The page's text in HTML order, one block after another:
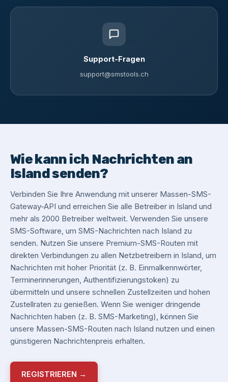
Support-Fragen
support@smstools.ch
Wie kann ich Nachrichten an
Island senden?
Verbinden Sie Ihre Anwendung mit unserer Massen-SMS-
Gateway-API und erreichen Sie alle Betreiber in Island und
mehr als 2000 Betreiber weltweit. Verwenden Sie unsere
SMS-Software, um SMS-Nachrichten nach Island zu
senden. Nutzen Sie unsere Premium-SMS-Routen mit
direkten Verbindungen zu allen Netzbetreibern in Island, um
Nachrichten mit hoher Priorität (z. B. Einmalkennwörter,
Terminerinnerungen, Authentifizierungstoken) zu
übermitteln und unsere schnellen Zustellzeiten und hohen
Zustellraten zu genießen. Wenn Sie weniger dringende
Nachrichten haben (z. B. SMS-Marketing), können Sie
unsere Massen-SMS-Routen nach Island nutzen und einen
günstigeren Nachrichtenpreis erhalten.
REGISTRIEREN →